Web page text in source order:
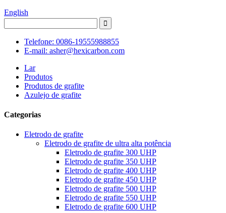
English
Telefone: 0086-19555988855
E-mail: asher@hexicarbon.com
Lar
Produtos
Produtos de grafite
Azulejo de grafite
Categorias
Eletrodo de grafite
Eletrodo de grafite de ultra alta potência
Eletrodo de grafite 300 UHP
Eletrodo de grafite 350 UHP
Eletrodo de grafite 400 UHP
Eletrodo de grafite 450 UHP
Eletrodo de grafite 500 UHP
Eletrodo de grafite 550 UHP
Eletrodo de grafite 600 UHP